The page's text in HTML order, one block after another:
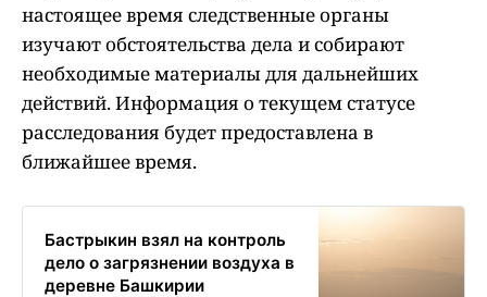
настоящее время следственные органы
изучают обстоятельства дела и собирают
необходимые материалы для дальнейших
действий. Информация о текущем статусе
расследования будет предоставлена в
ближайшее время.
Бастрыкин взял на контроль
дело о загрязнении воздуха в
деревне Башкирии